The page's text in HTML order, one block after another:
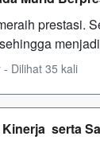
prestasi.
Dilihat 35 kali
serta